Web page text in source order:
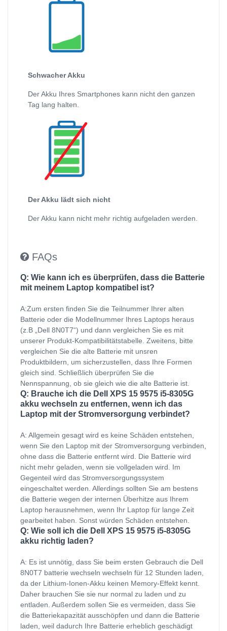
Schwacher Akku
Der Akku Ihres Smartphones kann nicht den ganzen
Tag lang halten.
Der Akku lädt sich nicht
Der Akku kann nicht mehr richtig aufgeladen werden.
FAQs
Q: Wie kann ich es überprüfen, dass die Batterie
mit meinem Laptop kompatibel ist?
A:Zum ersten finden Sie die Teilnummer Ihrer alten
Batterie oder die Modellnummer Ihres Laptops heraus
(z.B „Dell 8N0T7“) und dann vergleichen Sie es mit
unserer Produkt-Kompatibilitätstabelle. Zweitens, bitte
vergleichen Sie die alte Batterie mit unsren
Produktbildern, um sicherzustellen, dass Ihre Formen
gleich sind. Schließlich überprüfen Sie die
Nennspannung, ob sie gleich wie die alte Batterie ist.
Q: Brauche ich die Dell XPS 15 9575 i5-8305G
akku wechseln zu entfernen, wenn ich das
Laptop mit der Stromversorgung verbindet?
A: Allgemein gesagt wird es keine Schäden entstehen,
wenn Sie den Laptop mit der Stromversorgung verbinden,
ohne dass die Batterie entfernt wird. Die Batterie wird
nicht mehr geladen, wenn sie vollgeladen wird. Im
Gegenteil wird das Stromversorgungssystem
eingeschaltet werden. Allerdings sollten Sie am bestens
die Batterie wegen der internen Überhitze aus Ihrem
Laptop herausnehmen, wenn Ihr Laptop für lange Zeit
gearbeitet haben. Sonst würden Schäden entstehen.
Q: Wie soll ich die Dell XPS 15 9575 i5-8305G
akku richtig laden?
A: Es ist unnötig, dass Sie beim ersten Gebrauch die Dell
8N0T7 batterie wechseln wechseln für 12 Stunden laden,
da der Lithium-Ionen-Akku keinen Memory-Effekt kennt.
Daher brauchen Sie sie nur normal zu laden und zu
entladen. Außerdem sollen Sie es vermeiden, dass Sie
die Batteriekapazität ausschöpfen und dann die Batterie
laden, weil dadurch Ihre Batterie erheblich geschädigt